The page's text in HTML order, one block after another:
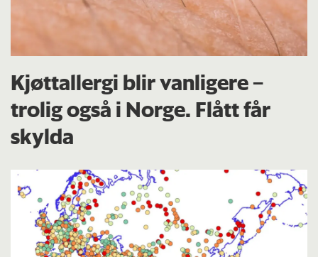
Kjøttallergi blir vanligere –
trolig også i Norge. Flått får
skylda